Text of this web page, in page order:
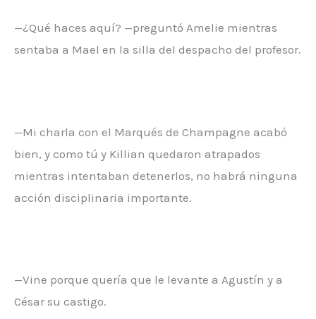
—¿Qué haces aquí? —preguntó Amelie mientras
sentaba a Mael en la silla del despacho del profesor.
—Mi charla con el Marqués de Champagne acabó
bien, y como tú y Killian quedaron atrapados
mientras intentaban detenerlos, no habrá ninguna
acción disciplinaria importante.
—Vine porque quería que le levante a Agustín y a
César su castigo.